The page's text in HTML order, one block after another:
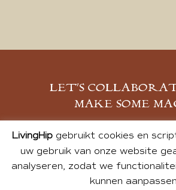
LET’S
MAKE SOME
MELD JE AAN
LivingHipgebruikt cookies en
uw gebruik van onze website
analyseren, zodat we
kunnen